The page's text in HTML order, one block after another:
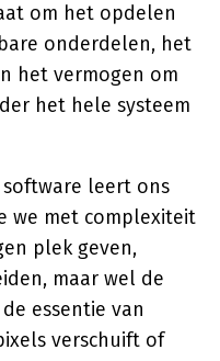
om het opdelen
onderdelen, het
het vermogen om
het hele systeem
software leert ons
we met complexiteit
plek geven,
maar wel de
essentie van
verschuift of